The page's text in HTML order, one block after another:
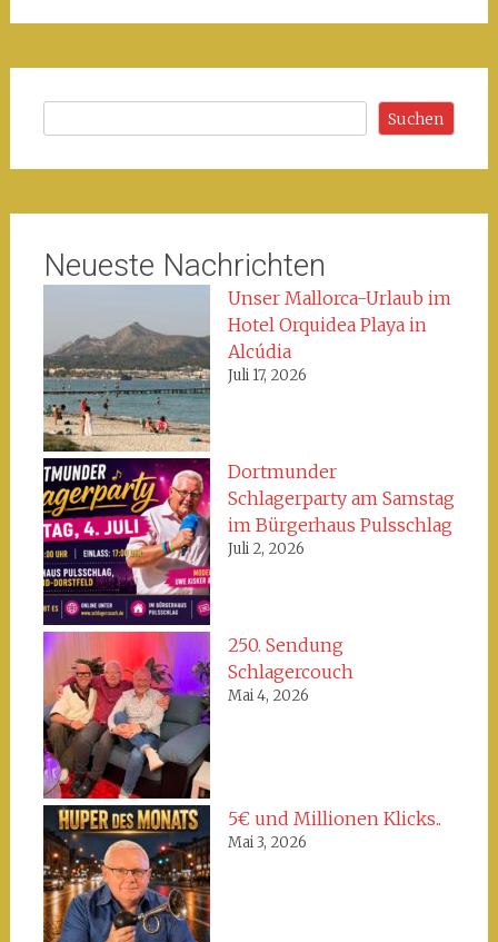
Suchen
Neueste Nachrichten
Unser Mallorca-Urlaub im
Hotel Orquidea Playa in
Alcúdia
Juli 17, 2026
Dortmunder
Schlagerparty am Samstag
im Bürgerhaus Pulsschlag
Juli 2, 2026
250. Sendung
Schlagercouch
Mai 4, 2026
5€ und Millionen Klicks..
Mai 3, 2026